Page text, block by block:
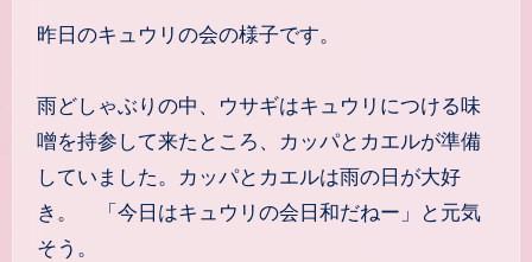
昨日のキュウリの会の様子です。
雨どしゃぶりの中、ウサギはキュウリにつける味
噌を持参して来たところ、カッパとカエルが準備
していました。カッパとカエルは雨の日が大好
き。 「今日はキュウリの会日和だねー」と元気
そう。